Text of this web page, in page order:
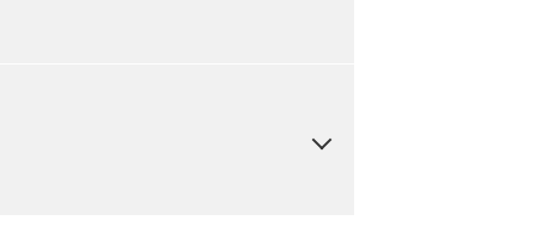
工場システムを販売しています。
スク低減方策を実施する必要があり
ライン等）においても、当社が長年
り、社会インフラ全般において、安
の技術・製品を通じて、お客さまの
ンフラのほか、印刷機械や繊維機
幅広く使われています。インバータ